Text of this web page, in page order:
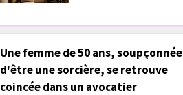
Une femme de 50 ans, soupçonnée
d'être une sorcière, se retrouve
coincée dans un avocatier